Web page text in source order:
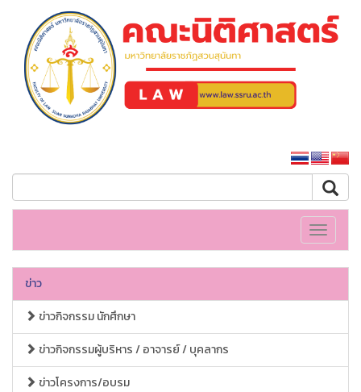
Toggle
ข่าว
ข่าวกิจกรรม นักศึกษา
ข่าวกิจกรรมผู้บริหาร / อาจารย์ / บุคลากร
ข่าวโครงการ/อบรม